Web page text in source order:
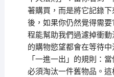
著購買，而是將它記錄
後，如果你仍然覺得需
程能幫助我們過濾掉衝
的購物慾望都會在等待
「一進一出」的規則：
必須淘汰一件舊物品。